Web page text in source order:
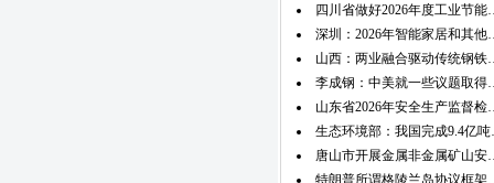
四川省做好2026年度工业节
深圳：2026年智能家居和其
山西：两业融合驱动传统钢
李成钢：中美就一些议题取
山东省2026年安全生产监督
生态环境部：我国完成9.4亿
唐山市开展金属非金属矿山
特朗普所谓格陵兰岛协议框